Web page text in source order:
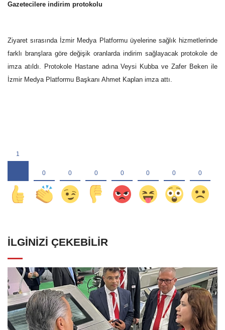
Gazetecilere indirim protokolu
Ziyaret sırasında İzmir Medya Platformu üyelerine sağlık hizmetlerinde
farklı branşlara göre değişik oranlarda indirim sağlayacak protokole de
imza atıldı. Protokole Hastane adına Veysi Kubba ve Zafer Beken ile
İzmir Medya Platformu Başkanı Ahmet Kaplan imza attı.
İLGINIZI ÇEKEBILIR